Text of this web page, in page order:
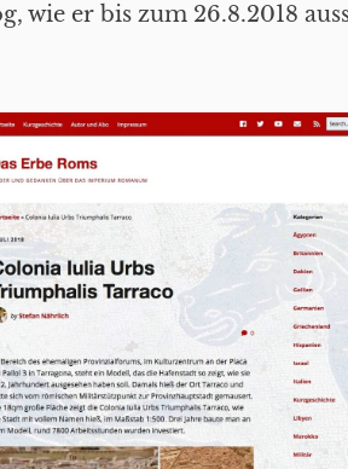
wie er bis zum 26.8.2018